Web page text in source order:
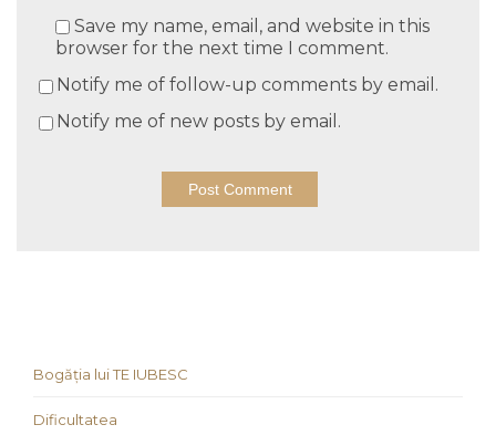
Save my name, email, and website in this
browser for the next time I comment.
Notify me of follow-up comments by email.
Notify me of new posts by email.
Bogăția lui TE IUBESC
Dificultatea